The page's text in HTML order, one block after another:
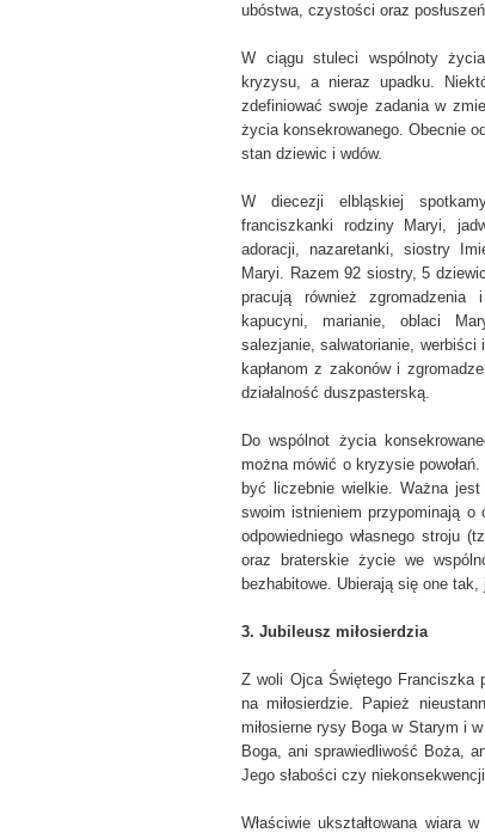
ubóstwa, czystości oraz
W ciągu stuleci wspólnoty
kryzysu, a nieraz upadku.
zdefiniować swoje zadania w
życia konsekrowanego. Obecnie
stan dziewic i wdów.
W diecezji elbląskiej
franciszkanki rodziny Maryi,
adoracji, nazaretanki, siostry
Maryi. Razem 92 siostry, 5
pracują również zgromadzenia
kapucyni, marianie, oblaci
salezjanie, salwatorianie,
kapłanom z zakonów i
działalność duszpasterską.
Do wspólnot życia
można mówić o kryzysie
być liczebnie wielkie. Ważna
swoim istnieniem przypominają o
odpowiedniego własnego stroju
oraz braterskie życie we
bezhabitowe. Ubierają się one
3. Jubileusz miłosierdzia
Z woli Ojca Świętego Franciszka
na miłosierdzie. Papież
miłosierne rysy Boga w Starym i
Boga, ani sprawiedliwość Boża,
Jego słabości czy
Właściwie ukształtowana wiara